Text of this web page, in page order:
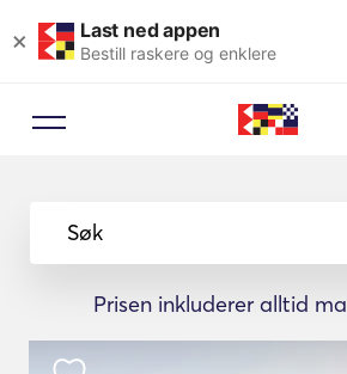
× Last ned appen
Bestill raskere og enklere
Søk
Prisen inkluderer alltid